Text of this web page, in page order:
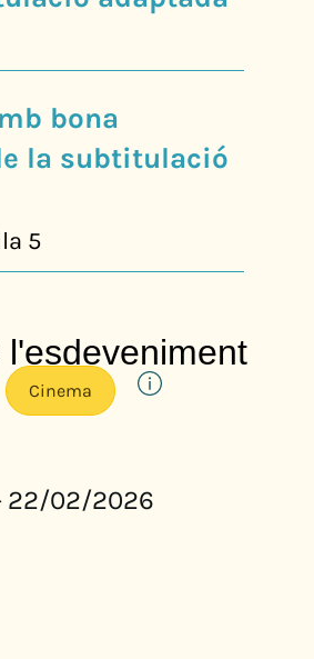
bona
la subtitulació
5
l'esdeveniment
Cinema
22/02/2026